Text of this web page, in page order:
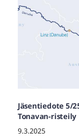
Jäsentiedote 5/
Tonavan-risteily
9.3.2025